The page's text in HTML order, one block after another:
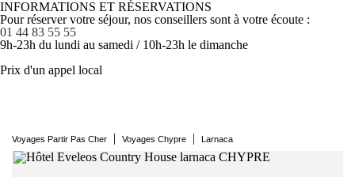
INFORMATIONS ET RÉSERVATIONS
Pour réserver votre séjour, nos conseillers sont à votre écoute :
01 44 83 55 55
9h-23h du lundi au samedi / 10h-23h le dimanche
Prix d'un appel local
Voyages Partir Pas Cher | Voyages Chypre | Larnaca